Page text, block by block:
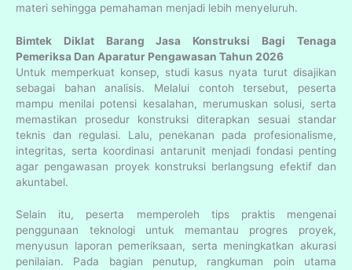
materi sehingga pemahaman menjadi lebih menyeluruh.
Bimtek Diklat Barang Jasa Konstruksi Bagi Tenaga
Pemeriksa Dan Aparatur Pengawasan Tahun 2026
Untuk memperkuat konsep, studi kasus nyata turut disajikan
sebagai bahan analisis. Melalui contoh tersebut, peserta
mampu menilai potensi kesalahan, merumuskan solusi, serta
memastikan prosedur konstruksi diterapkan sesuai standar
teknis dan regulasi. Lalu, penekanan pada profesionalisme,
integritas, serta koordinasi antarunit menjadi fondasi penting
agar pengawasan proyek konstruksi berlangsung efektif dan
akuntabel.
Selain itu, peserta memperoleh tips praktis mengenai
penggunaan teknologi untuk memantau progres proyek,
menyusun laporan pemeriksaan, serta meningkatkan akurasi
penilaian. Pada bagian penutup, rangkuman poin utama